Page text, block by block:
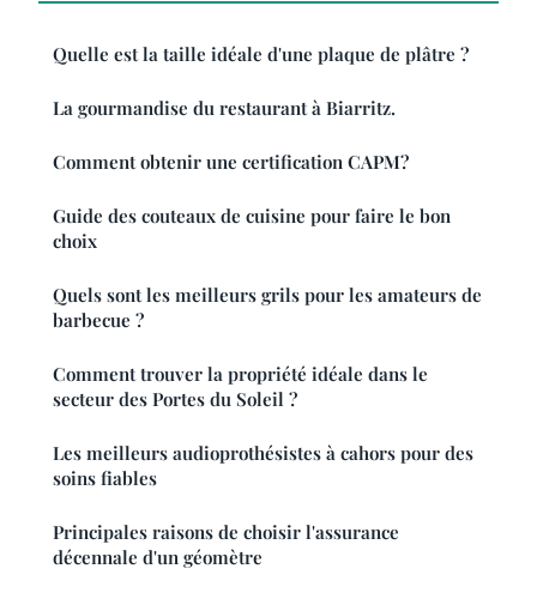
Quelle est la taille idéale d'une plaque de plâtre ?
La gourmandise du restaurant à Biarritz.
Comment obtenir une certification CAPM?
Guide des couteaux de cuisine pour faire le bon
choix
Quels sont les meilleurs grils pour les amateurs de
barbecue ?
Comment trouver la propriété idéale dans le
secteur des Portes du Soleil ?
Les meilleurs audioprothésistes à cahors pour des
soins fiables
Principales raisons de choisir l'assurance
décennale d'un géomètre